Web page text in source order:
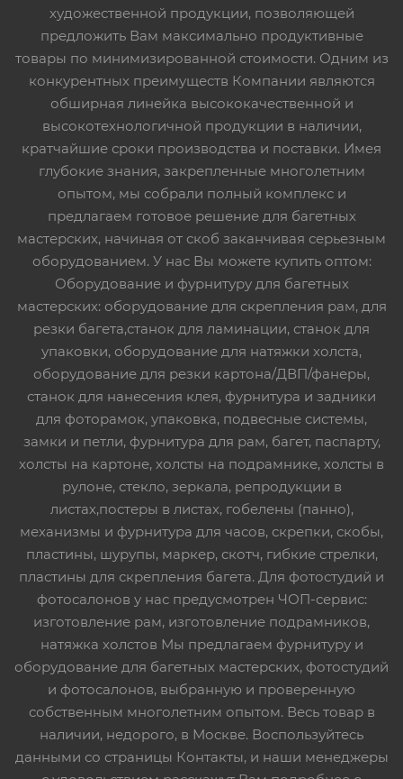
художественной продукции, позволяющей
предложить Вам максимально продуктивные
товары по минимизированной стоимости. Одним из
конкурентных преимуществ Компании являются
обширная линейка высококачественной и
высокотехнологичной продукции в наличии,
кратчайшие сроки производства и поставки. Имея
глубокие знания, закрепленные многолетним
опытом, мы собрали полный комплекс и
предлагаем готовое решение для багетных
мастерских, начиная от скоб заканчивая серьезным
оборудованием. У нас Вы можете купить оптом:
Оборудование и фурнитуру для багетных
мастерских: оборудование для скрепления рам, для
резки багета,станок для ламинации, станок для
упаковки, оборудование для натяжки холста,
оборудование для резки картона/ДВП/фанеры,
станок для нанесения клея, фурнитура и задники
для фоторамок, упаковка, подвесные системы,
замки и петли, фурнитура для рам, багет, паспарту,
холсты на картоне, холсты на подрамнике, холсты в
рулоне, стекло, зеркала, репродукции в
листах,постеры в листах, гобелены (панно),
механизмы и фурнитура для часов, скрепки, скобы,
пластины, шурупы, маркер, скотч, гибкие стрелки,
пластины для скрепления багета. Для фотостудий и
фотосалонов у нас предусмотрен ЧОП-сервис:
изготовление рам, изготовление подрамников,
натяжка холстов Мы предлагаем фурнитуру и
оборудование для багетных мастерских, фотостудий
и фотосалонов, выбранную и проверенную
собственным многолетним опытом. Весь товар в
наличии, недорого, в Москве. Воспользуйтесь
данными со страницы Контакты, и наши менеджеры